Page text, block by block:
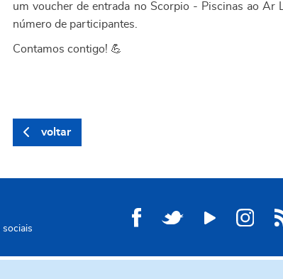
um voucher de entrada no Scorpio - Piscinas ao Ar
número de participantes.
Contamos contigo! 💪
voltar